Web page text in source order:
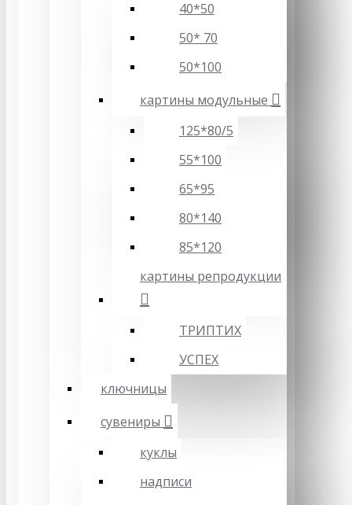
40*50
50* 70
50*100
картины модульные
125*80/5
55*100
65*95
80*140
85*120
картины репродукции
ТРИПТИХ
УСПЕХ
ключницы
сувениры
куклы
надписи